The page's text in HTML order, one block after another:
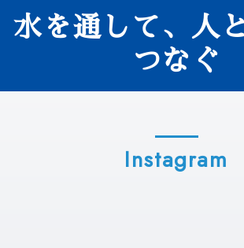
水を通して、人
つなぐ
Instagram